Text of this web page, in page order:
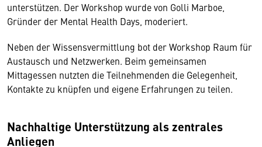
unterstützen. Der Workshop wurde von Golli Marboe,
Gründer der Mental Health Days, moderiert.
Neben der Wissensvermittlung bot der Workshop Raum für
Austausch und Netzwerken. Beim gemeinsamen
Mittagessen nutzten die Teilnehmenden die Gelegenheit,
Kontakte zu knüpfen und eigene Erfahrungen zu teilen.
Nachhaltige Unterstützung als zentrales
Anliegen